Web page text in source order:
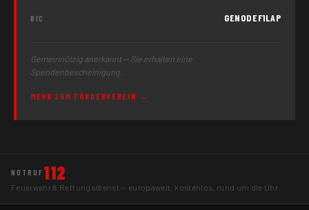
BIC GENODEF1LAP
Gemeinnützig anerkannt — Sie erhalten eine
Spendenbescheinigung.
MEHR ZUM FÖRDERVEREIN →
NOTRUF 112
Feuerwehr & Rettungsdienst — europaweit, kostenlos, rund um die Uhr